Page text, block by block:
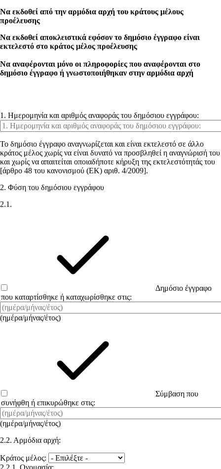
Να εκδοθεί από την αρμόδια αρχή του κράτους μέλους
προέλευσης
Να εκδοθεί αποκλειστικά εφόσον το δημόσιο έγγραφο είναι
εκτελεστό στο κράτος μέλος προέλευσης
Να αναφέρονται μόνο οι πληροφορίες που αναφέρονται στο
δημόσιο έγγραφο ή γνωστοποιήθηκαν στην αρμόδια αρχή
1. Ημερομηνία και αριθμός αναφοράς του δημόσιου εγγράφου:
Το δημόσιο έγγραφο αναγνωρίζεται και είναι εκτελεστό σε άλλο
κράτος μέλος χωρίς να είναι δυνατό να προσβληθεί η αναγνώρισή του
και χωρίς να απαιτείται οποιαδήποτε κήρυξη της εκτελεστότητάς του
[άρθρο 48 του κανονισμού (ΕΚ) αριθ. 4/2009].
2. Φύση του δημόσιου εγγράφου
2.1.
Δημόσιο έγγραφο
που καταρτίσθηκε ή καταχωρίσθηκε στις:
(ημέρα/μήνας/έτος)
Σύμβαση που
συνήφθη ή επικυρώθηκε στις:
(ημέρα/μήνας/έτος)
2.2. Αρμόδια αρχή:
Κράτος μέλος: